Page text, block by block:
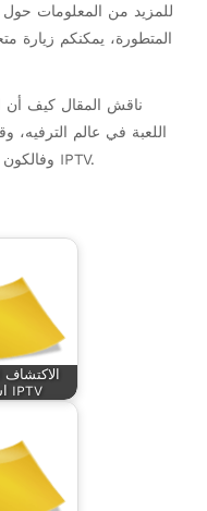
للمزيد من المعلومات حول
ناقش المقال كيف أن
اللعبة في عالم
هذا المجال مثل اشتراك SMART IPTV وفالكون IPTV.
الاكتشاف
اشتراكات IPTV